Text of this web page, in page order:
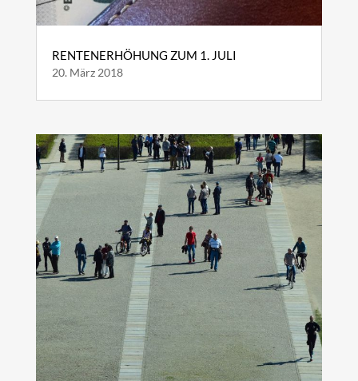
RENTENERHÖHUNG ZUM 1. JULI
20. März 2018